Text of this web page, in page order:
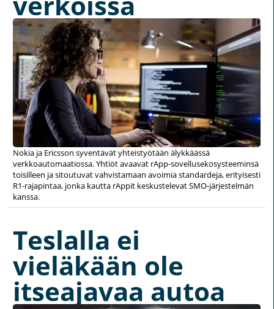
Nokia ja Ericsson syventävät yhteistyötään älykkäässä
verkkoautomaatiossa. Yhtiöt avaavat rApp-sovellusekosysteeminsä
toisilleen ja sitoutuvat vahvistamaan avoimia standardeja, erityisesti
R1-rajapintaa, jonka kautta rAppit keskustelevat SMO-järjestelmän
kanssa.
Teslalla ei
vieläkään ole
itseajavaa autoa